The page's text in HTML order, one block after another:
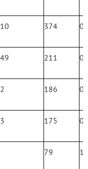
374 0
211 0
186 0
175 0
79 1